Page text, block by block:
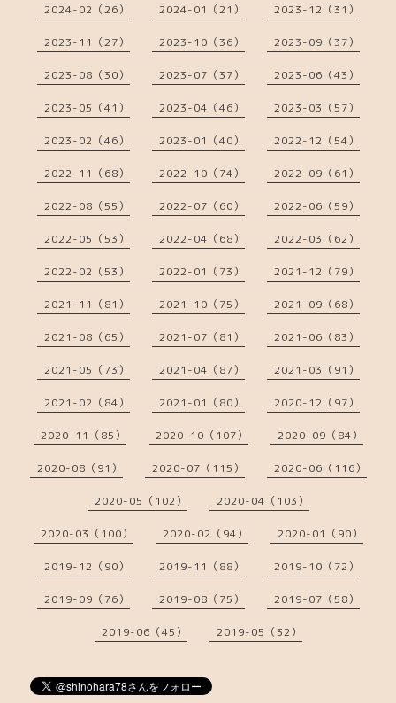
2024-02（26） 2024-01（21） 2023-12（31）
2023-11（27） 2023-10（36） 2023-09（37）
2023-08（30） 2023-07（37） 2023-06（43）
2023-05（41） 2023-04（46） 2023-03（57）
2023-02（46） 2023-01（40） 2022-12（54）
2022-11（68） 2022-10（74） 2022-09（61）
2022-08（55） 2022-07（60） 2022-06（59）
2022-05（53） 2022-04（68） 2022-03（62）
2022-02（53） 2022-01（73） 2021-12（79）
2021-11（81） 2021-10（75） 2021-09（68）
2021-08（65） 2021-07（81） 2021-06（83）
2021-05（73） 2021-04（87） 2021-03（91）
2021-02（84） 2021-01（80） 2020-12（97）
2020-11（85） 2020-10（107） 2020-09（84）
2020-08（91） 2020-07（115） 2020-06（116）
2020-05（102） 2020-04（103）
2020-03（100） 2020-02（94） 2020-01（90）
2019-12（90） 2019-11（88） 2019-10（72）
2019-09（76） 2019-08（75） 2019-07（58）
2019-06（45） 2019-05（32）